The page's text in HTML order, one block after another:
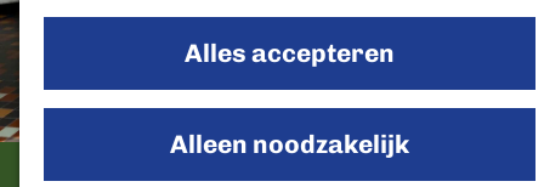
Alles accepteren
Alleen noodzakelijk
h
o
m
e
De Efteling
Breda
Oosterhout